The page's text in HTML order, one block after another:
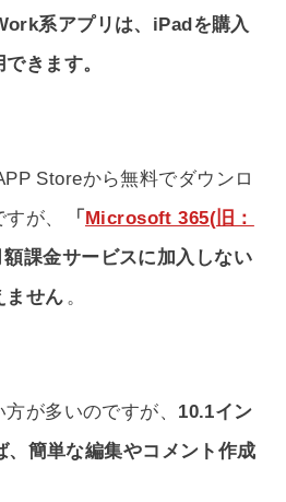
系アプリは、iPadを購入
きます。
Storeから無料でダウンロ
が、
「Microsoft 365(旧：
額課金サービスに加入しない
ません 。
が多いのですが、 10.1イン
簡単な編集やコメント作成